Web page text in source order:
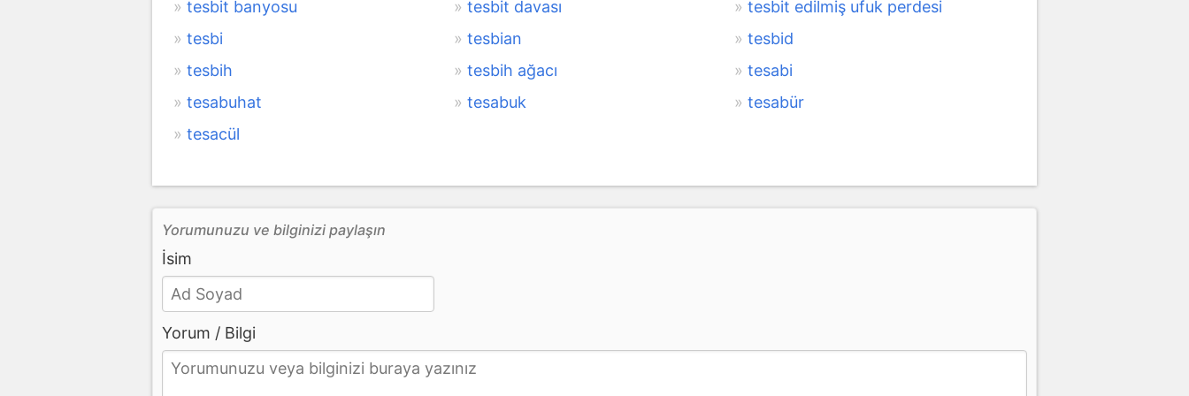
tesbit banyosu tesbit davası
tesbit edilmiş ufuk perdesi
tesbi
tesbian
tesbid
tesbih
tesbih ağacı
tesabi
tesabuhat
tesabuk
tesabür
tesacül
Yorumunuzu ve bilginizi paylaşın
İsim
Yorum / Bilgi